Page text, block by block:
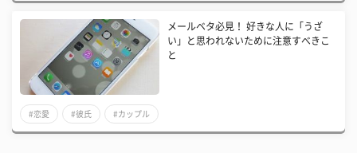
メールベタ必見！ 好きな人に「うざ
い」と思われないために注意すべきこ
と
#恋愛 #彼氏 #カップル